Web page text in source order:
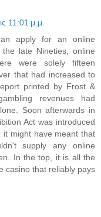
11:01 μ.μ.
apply for an online
late Nineties, online
were solely fifteen
that had increased to
printed by Frost &
revenues had
Soon afterwards in
Act was introduced
it might have meant that
supply any online
In the top, it is all the
casino that reliably pays